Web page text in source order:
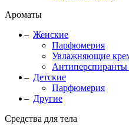
Ароматы
Женские
Парфюмерия
Увлажняющие
Антиперспиранты
Детские
Парфюмерия
Другие
Средства для тела